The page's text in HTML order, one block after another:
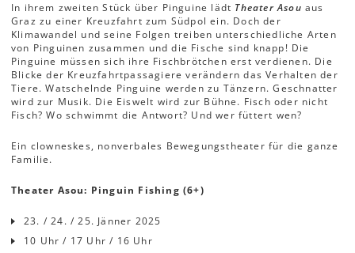
In ihrem zweiten Stück über Pinguine lädt Theater Asou aus
Graz zu einer Kreuzfahrt zum Südpol ein. Doch der
Klimawandel und seine Folgen treiben unterschiedliche Arten
von Pinguinen zusammen und die Fische sind knapp! Die
Pinguine müssen sich ihre Fischbrötchen erst verdienen. Die
Blicke der Kreuzfahrtpassagiere verändern das Verhalten der
Tiere. Watschelnde Pinguine werden zu Tänzern. Geschnatter
wird zur Musik. Die Eiswelt wird zur Bühne. Fisch oder nicht
Fisch? Wo schwimmt die Antwort? Und wer füttert wen?
Ein clowneskes, nonverbales Bewegungstheater für die ganze
Familie.
Theater Asou: Pinguin Fishing (6+)
23. / 24. / 25. Jänner 2025
10 Uhr / 17 Uhr / 16 Uhr